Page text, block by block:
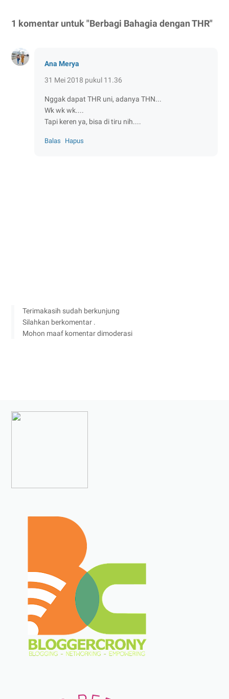
1 komentar untuk "Berbagi Bahagia dengan THR"
Ana Merya
31 Mei 2018 pukul 11.36
Nggak dapat THR uni, adanya THN...
Wk wk wk....
Tapi keren ya, bisa di tiru nih....
Balas Hapus
Terimakasih sudah berkunjung
Silahkan berkomentar .
Mohon maaf komentar dimoderasi